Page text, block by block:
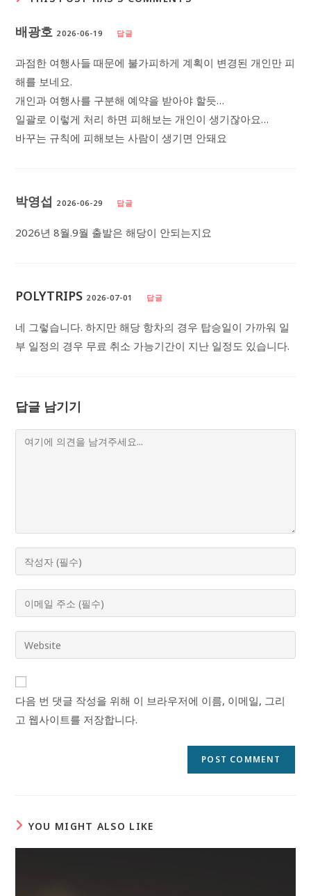
배광호 2026-06-19 답글
과점한 여행사들 때문에 불가피하게 계획이 변경된 개인만 피
해를 보네요.
개인과 여행사를 구분해 예약을 받아야 할듯…
일괄로 이렇게 처리 하면 피해보는 개인이 생기잖아요…
바꾸는 규칙에 피해보는 사람이 생기면 안돼요
박영섭 2026-06-29 답글
2026년 8월.9월 출발은 해당이 안되는지요
POLYTRIPS 2026-07-01 답글
네 그렇습니다. 하지만 해당 항차의 경우 탑승일이 가까워 일
부 일정의 경우 무료 취소 가능기간이 지난 일정도 있습니다.
답글 남기기
Comment
Enter
your
name
to
comment
Enter
your
email
address
comment
Enter
your
website
URL
(optional)
다음 번 댓글 작성을 위해 이 브라우저에 이름, 이메일, 그리
고 웹사이트를 저장합니다.
YOU MIGHT ALSO LIKE